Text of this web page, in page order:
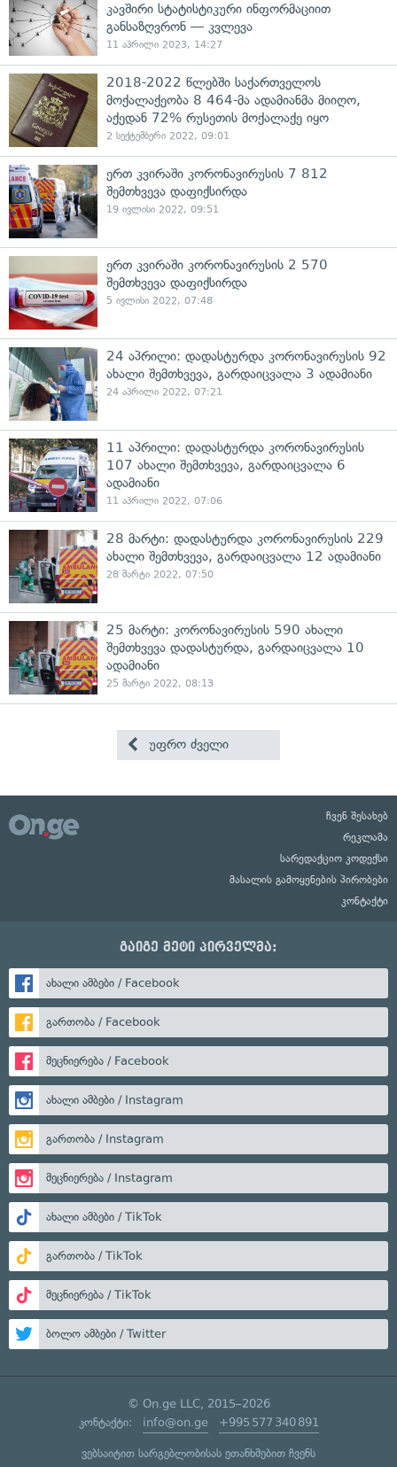
კავშირი სტატისტიკური ინფორმაციით
განსაზღვრონ — კვლევა
11 აპრილი 2023, 14:27
2018-2022 წლებში საქართველოს
მოქალაქეობა 8 464-მა ადამიანმა მიიღო,
აქედან 72% რუსეთის მოქალაქე იყო
2 სექტემბერი 2022, 09:01
ერთ კვირაში კორონავირუსის 7 812
შემთხვევა დაფიქსირდა
19 ივლისი 2022, 09:51
ერთ კვირაში კორონავირუსის 2 570
შემთხვევა დაფიქსირდა
5 ივლისი 2022, 07:48
24 აპრილი: დადასტურდა კორონავირუსის 92
ახალი შემთხვევა, გარდაიცვალა 3 ადამიანი
24 აპრილი 2022, 07:21
11 აპრილი: დადასტურდა კორონავირუსის
107 ახალი შემთხვევა, გარდაიცვალა 6
ადამიანი
11 აპრილი 2022, 07:06
28 მარტი: დადასტურდა კორონავირუსის 229
ახალი შემთხვევა, გარდაიცვალა 12 ადამიანი
28 მარტი 2022, 07:50
25 მარტი: კორონავირუსის 590 ახალი
შემთხვევა დადასტურდა, გარდაიცვალა 10
ადამიანი
25 მარტი 2022, 08:13
უფრო ძველი
ჩვენ შესახებ
რეკლამა
სარედაქციო კოდექსი
მასალის გამოყენების პირობები
კონტაქტი
გაიგე მეტი პირველმა:
ახალი ამბები / Facebook
გართობა / Facebook
მეცნიერება / Facebook
ახალი ამბები / Instagram
გართობა / Instagram
მეცნიერება / Instagram
ახალი ამბები / TikTok
გართობა / TikTok
მეცნიერება / TikTok
ბოლო ამბები / Twitter
© On.ge LLC, 2015–2026
კონტაქტი: info@on.ge +995 577 340 891
ვებსაიტით სარგებლობისას ეთანხმებით ჩვენს